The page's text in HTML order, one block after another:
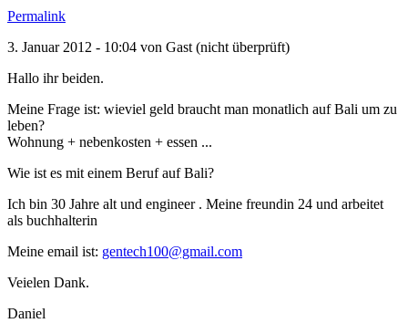
Permalink
3. Januar 2012 - 10:04 von Gast (nicht überprüft)
Hallo ihr beiden.
Meine Frage ist: wieviel geld braucht man monatlich auf Bali um zu
leben?
Wohnung + nebenkosten + essen ...
Wie ist es mit einem Beruf auf Bali?
Ich bin 30 Jahre alt und engineer . Meine freundin 24 und arbeitet
als buchhalterin
Meine email ist: gentech100@gmail.com
Veielen Dank.
Daniel